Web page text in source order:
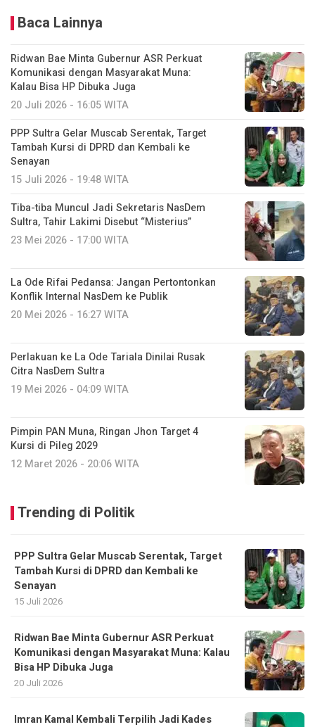
Baca Lainnya
Ridwan Bae Minta Gubernur ASR Perkuat
Komunikasi dengan Masyarakat Muna:
Kalau Bisa HP Dibuka Juga
20 Juli 2026 - 16:05 WITA
PPP Sultra Gelar Muscab Serentak, Target
Tambah Kursi di DPRD dan Kembali ke
Senayan
15 Juli 2026 - 19:48 WITA
Tiba-tiba Muncul Jadi Sekretaris NasDem
Sultra, Tahir Lakimi Disebut “Misterius”
23 Mei 2026 - 17:00 WITA
La Ode Rifai Pedansa: Jangan Pertontonkan
Konflik Internal NasDem ke Publik
20 Mei 2026 - 16:27 WITA
Perlakuan ke La Ode Tariala Dinilai Rusak
Citra NasDem Sultra
19 Mei 2026 - 04:09 WITA
Pimpin PAN Muna, Ringan Jhon Target 4
Kursi di Pileg 2029
12 Maret 2026 - 20:06 WITA
Trending di Politik
PPP Sultra Gelar Muscab Serentak, Target
Tambah Kursi di DPRD dan Kembali ke
Senayan
15 Juli 2026
Ridwan Bae Minta Gubernur ASR Perkuat
Komunikasi dengan Masyarakat Muna: Kalau
Bisa HP Dibuka Juga
20 Juli 2026
Imran Kamal Kembali Terpilih Jadi Kades